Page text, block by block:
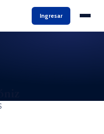
Ingresar